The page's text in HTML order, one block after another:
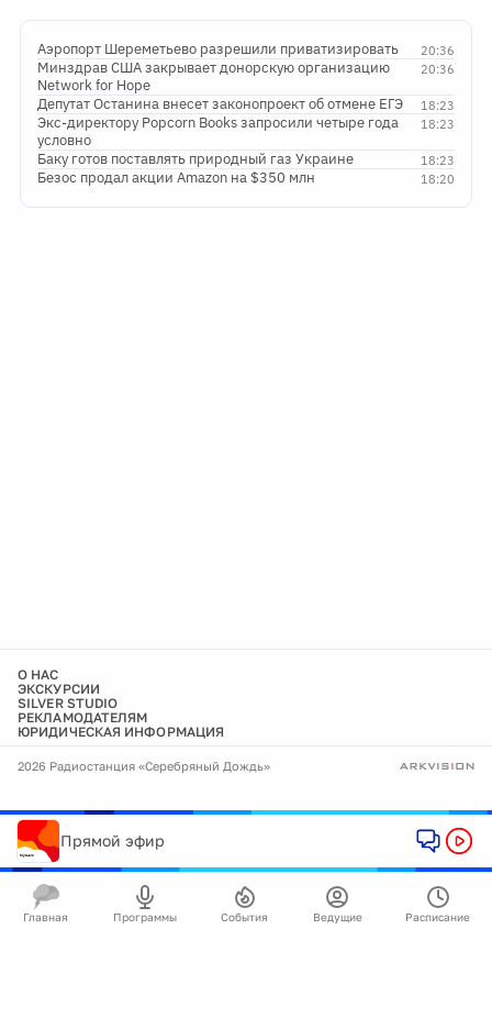
20:36
Аэропорт Шереметьево разрешили приватизировать
20:36
Минздрав США закрывает донорскую организацию
Network for Hope
18:23
Депутат Останина внесет законопроект об отмене ЕГЭ
18:23
Экс-директору Popcorn Books запросили четыре года
условно
18:23
Баку готов поставлять природный газ Украине
18:20
Безос продал акции Amazon на $350 млн
О НАС
ЭКСКУРСИИ
SILVER STUDIO
РЕКЛАМОДАТЕЛЯМ
ЮРИДИЧЕСКАЯ ИНФОРМАЦИЯ
2026 Радиостанция «Серебряный Дождь»
Прямой эфир
Главная Программы События Ведущие Расписание